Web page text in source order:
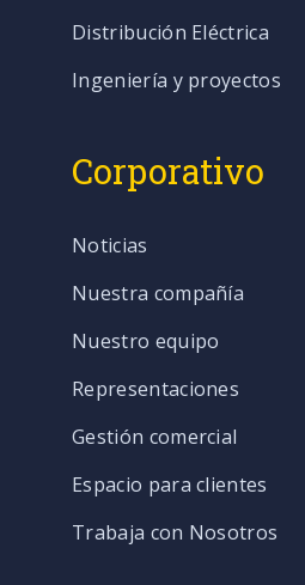
Distribución Eléctrica
Ingeniería y proyectos
Corporativo
Noticias
Nuestra compañía
Nuestro equipo
Representaciones
Gestión comercial
Espacio para clientes
Trabaja con Nosotros